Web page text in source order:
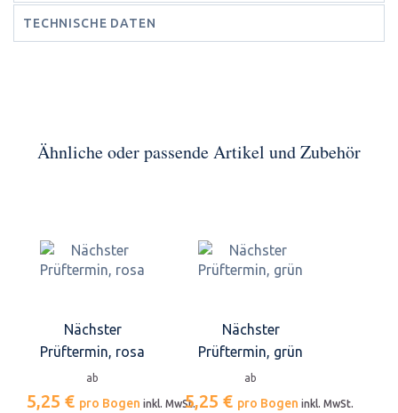
TECHNISCHE DATEN
Ähnliche oder passende Artikel und Zubehör
Nächster
Prüftermin, rosa
ab
5,25 € pro Bogen inkl. MwSt.
Nächster
Prüftermin, grün
ab
5,25 € pro Bogen inkl. MwSt.